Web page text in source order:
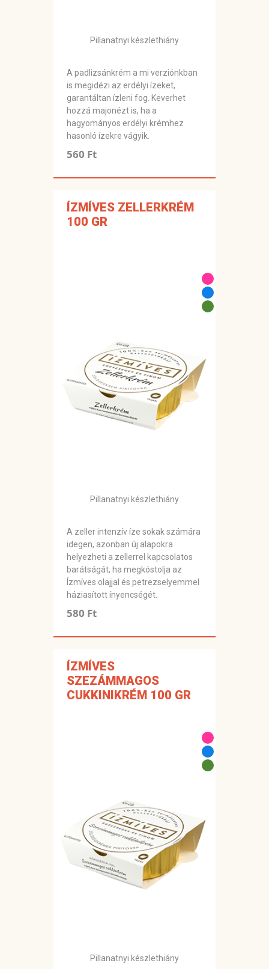
Pillanatnyi készlethiány
A padlizsánkrém a mi verziónkban
is megidézi az erdélyi ízeket,
garantáltan ízleni fog. Keverhet
hozzá majonézt is, ha a
hagyományos erdélyi krémhez
hasonló ízekre vágyik.
560 Ft
ÍZMÍVES ZELLERKRÉM
100 GR
Pillanatnyi készlethiány
A zeller intenzív íze sokak számára
idegen, azonban új alapokra
helyezheti a zellerrel kapcsolatos
barátságát, ha megkóstolja az
Ízmíves olajjal és petrezselyemmel
háziasított ínyencségét.
580 Ft
ÍZMÍVES
SZEZÁMMAGOS
CUKKINIKRÉM 100 GR
Pillanatnyi készlethiány